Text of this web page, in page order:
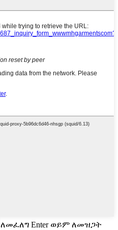
ለመፈለግ Enter ወይም ለመዝጋት